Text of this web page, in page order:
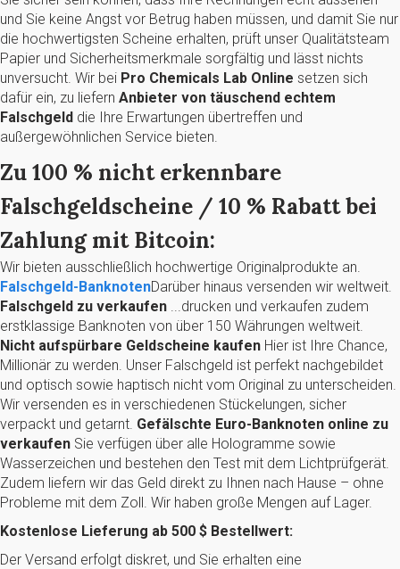
und Sie keine Angst vor Betrug haben müssen, und damit Sie nur
die hochwertigsten Scheine erhalten, prüft unser Qualitätsteam
Papier und Sicherheitsmerkmale sorgfältig und lässt nichts
unversucht. Wir bei Pro Chemicals Lab Online setzen sich
dafür ein, zu liefern Anbieter von täuschend echtem
Falschgeld die Ihre Erwartungen übertreffen und
außergewöhnlichen Service bieten.
Zu 100 % nicht erkennbare
Falschgeldscheine / 10 % Rabatt bei
Zahlung mit Bitcoin:
Wir bieten ausschließlich hochwertige Originalprodukte an.
Falschgeld-BanknotenDarüber hinaus versenden wir weltweit.
Falschgeld zu verkaufen ...drucken und verkaufen zudem
erstklassige Banknoten von über 150 Währungen weltweit.
Nicht aufspürbare Geldscheine kaufen Hier ist Ihre Chance,
Millionär zu werden. Unser Falschgeld ist perfekt nachgebildet
und optisch sowie haptisch nicht vom Original zu unterscheiden.
Wir versenden es in verschiedenen Stückelungen, sicher
verpackt und getarnt. Gefälschte Euro-Banknoten online zu
verkaufen Sie verfügen über alle Hologramme sowie
Wasserzeichen und bestehen den Test mit dem Lichtprüfgerät.
Zudem liefern wir das Geld direkt zu Ihnen nach Hause – ohne
Probleme mit dem Zoll. Wir haben große Mengen auf Lager.
Kostenlose Lieferung ab 500 $ Bestellwert:
Der Versand erfolgt diskret, und Sie erhalten eine